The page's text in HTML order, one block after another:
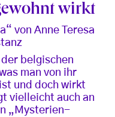
wirkt
von Anne Teresa
belgischen
man von ihr
und doch wirkt
vielleicht auch an
„Mysterien-